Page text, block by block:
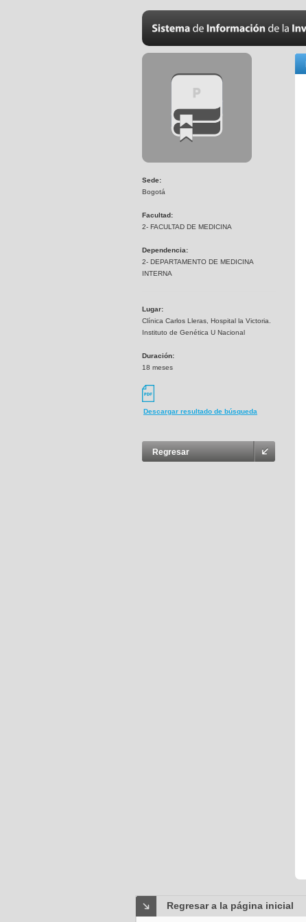
Sede:
Bogotá
Facultad:
2- FACULTAD DE MEDICINA
Dependencia:
2- DEPARTAMENTO DE MEDICINA
INTERNA
Lugar:
Clínica Carlos Lleras, Hospital la Victoria.
Instituto de Genética U Nacional
Duración:
18 meses
Descargar resultado de búsqueda
Regresar
Regresar a la página inicial